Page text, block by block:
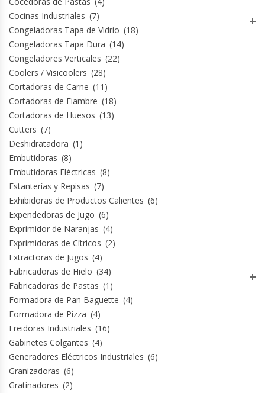
Hornos Turbos / Convectores
Hornos Industriales
Laminadora De Masas
Lavafondos
Lavavajillas
Licuadoras Industriales
Mesones De Trabajo
Mesones Refrigerados
Mesones Saladette
Módulos De Acero Inoxidable
Moledoras De Carne
Molinillos Para Café
Mural De Lácteos
Cocinas Industriales (7)
Congeladoras Tapa de Vidrio (18)
Congeladoras Tapa Dura (14)
Congeladores Verticales (22)
Coolers / Visicoolers (28)
Cortadoras de Carne (11)
Cortadoras de Fiambre (18)
Cortadoras de Huesos (13)
Cutters (7)
Deshidratadora (1)
Embutidoras (8)
Embutidoras Eléctricas (8)
Estanterías y Repisas (7)
Exhibidoras de Productos Calientes (6)
Expendedoras de Jugo (6)
Exprimidor de Naranjas (4)
Exprimidoras de Cítricos (2)
Extractoras de Jugos (4)
Fabricadoras de Hielo (34)
Fabricadoras de Pastas (1)
Formadora de Pan Baguette (4)
Formadora de Pizza (4)
Freidoras Industriales (16)
Gabinetes Colgantes (4)
Generadores Eléctricos Industriales (6)
Granizadoras (6)
Gratinadores (2)